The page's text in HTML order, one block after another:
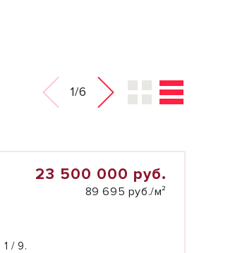
1/6
23 500 000 руб.
89 695 руб./м²
1 / 9.